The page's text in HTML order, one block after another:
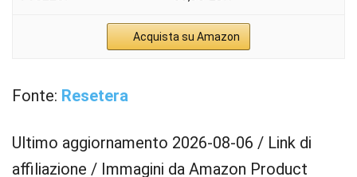
Acquista su Amazon
Fonte: Resetera
Ultimo aggiornamento 2026-08-06 / Link di
affiliazione / Immagini da Amazon Product